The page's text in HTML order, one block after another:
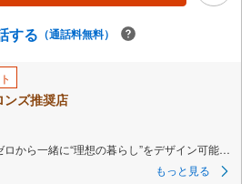
する （通話料無料）
ンズ推奨店
から一緒に“理想の暮らし”をデザイン可能！
設計に合わせて一からプランニングできるた
もっと見る